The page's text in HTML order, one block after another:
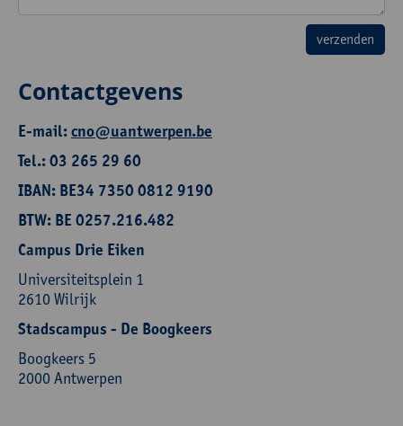
Contactgevens
E-mail:cno@uantwerpen.be
Tel.: 03 265 29 60
IBAN: BE34 7350 0812 9190
BTW: BE 0257.216.482
Campus Drie Eiken
Universiteitsplein 1
2610 Wilrijk
Stadscampus - De Boogkeers
Boogkeers 5
2000 Antwerpen